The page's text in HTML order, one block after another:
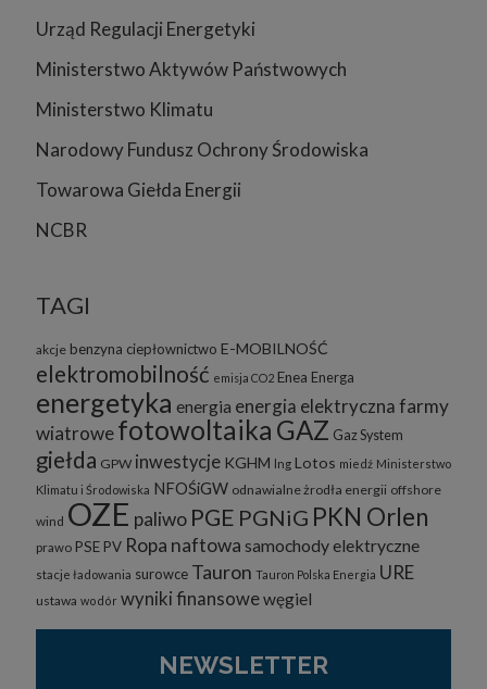
Urząd Regulacji Energetyki
Ministerstwo Aktywów Państwowych
Ministerstwo Klimatu
Narodowy Fundusz Ochrony Środowiska
Towarowa Giełda Energii
NCBR
TAGI
akcje benzyna ciepłownictwo E-MOBILNOŚĆ
elektromobilność emisja CO2 Enea Energa
energetyka energia energia elektrycznafarmy
wiatrowefotowoltaika GAZ Gaz System
giełda GPW inwestycje KGHM lng Lotos miedź Ministerstwo
Klimatu i Środowiska NFOŚiGW odnawialne żrodła energii offshore
wind OZE paliwo PGE PGNiG PKN Orlen
prawo PSE PV Ropa naftowa samochody elektryczne
stacje ładowania surowce Tauron Tauron Polska Energia URE
ustawa wodór wyniki finansowewęgiel
NEWSLETTER